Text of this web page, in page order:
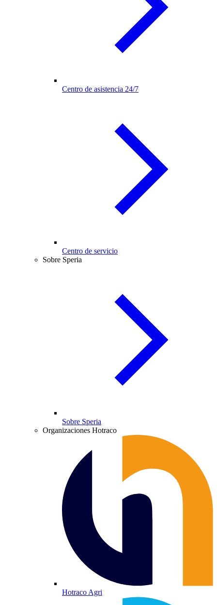
Centro de asistencia 24/7
Centro de servicio
Sobre Speria
Sobre Speria
Organizaciones Hotraco
Hotraco Agri